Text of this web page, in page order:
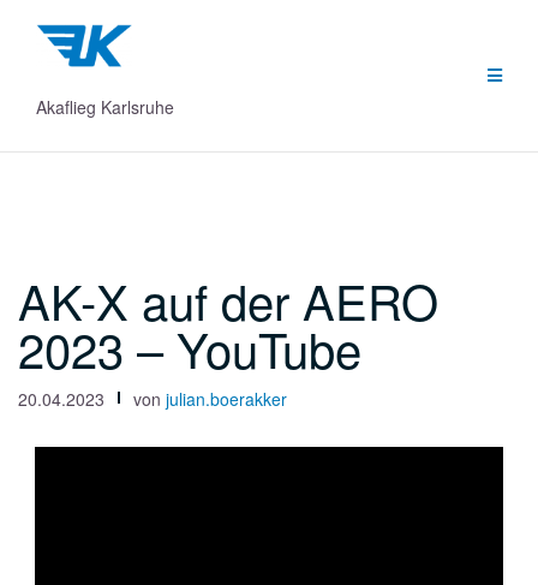
Inhalt
springen
Akaflieg Karlsruhe
AK-X auf der AERO
2023 – YouTube
20.04.2023 von julian.boerakker